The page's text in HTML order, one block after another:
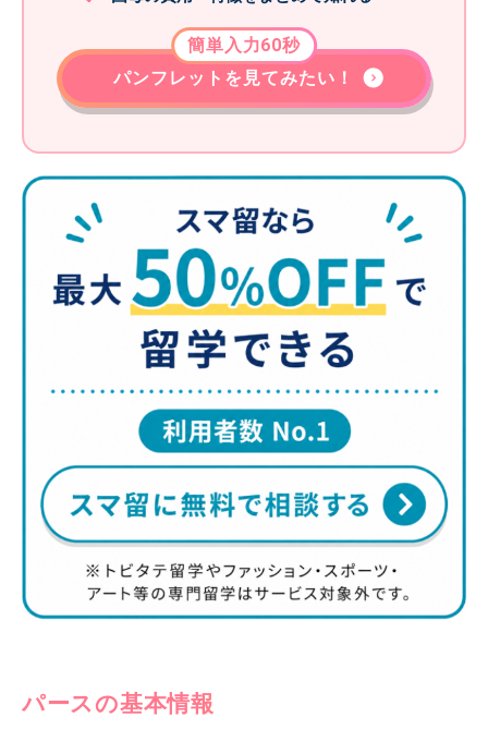
パンフレットを見てみたい！
簡単入力60秒
パースの基本情報